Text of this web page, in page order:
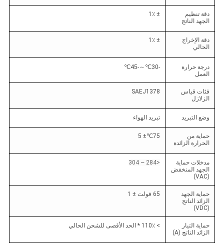
دقة تنظيم
الجهد الناتج
± 1٪
دقة الإخراج
الحالي
± 1٪
درجة حرارة
العمل
-30
℃
～
-45
℃
فئات قياس
الزلازل
SAEJ1378
وضع التبريد تبريد الهواء
حماية من
الحرارة الزائدة
75
℃
± 5
مدخلات حماية
الجهد المنخفض
(VAC)
<284 ~ 304
حماية الجهد
الزائد الناتج
(VDC)
65 فولت ± 1
حماية التيار
الزائد الناتج (A)
> 110٪ * الحد الأقصى للشحن الحالي